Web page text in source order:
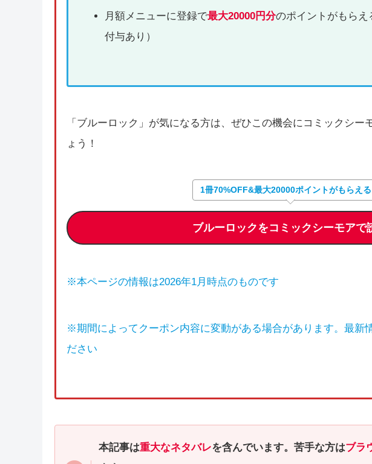
月額メニューに登録で最大20000円分のポイントがもらえ
付与あり）
「ブルーロック」が気になる方は、ぜひこの機会にコミックシー
ょう！
1冊70%OFF&最大20000ポイントがもらえる
ブルーロックをコミックシーモアで
※本ページの情報は2026年1月時点のものです
※期間によってクーポン内容に変動がある場合があります。最新
ださい
本記事は重大なネタバレを含んでいます。苦手な方はブラ